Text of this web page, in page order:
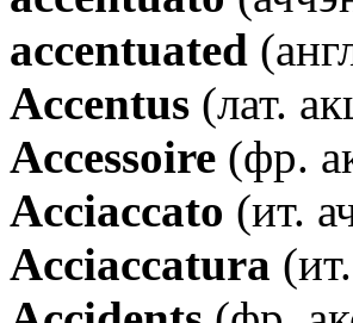
accentuated
Аccentus (лат.
Аccessoire (фр.
Аcciaccato (ит.
Аcciaccatura